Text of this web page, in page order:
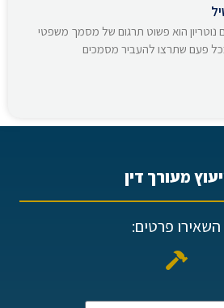
נוטריון הוא פשוט תרגום של מסמך משפטי
פעם שתרצו להעביר מסמכים
מעורך דין
השאירו פרטים: